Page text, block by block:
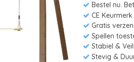
Bestel nu.
CE Keurmerk
Gratis
Spellen
Stabiel &
Stevig &